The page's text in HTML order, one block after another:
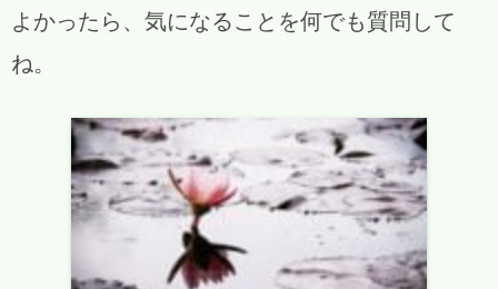
よかったら、気になることを何でも質問して
ね。